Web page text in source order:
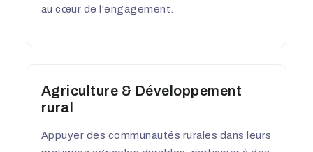
au cœur de l'engagement.
Agriculture & Développement
rural
Appuyer des communautés rurales dans leurs